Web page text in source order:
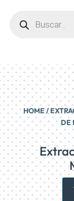
productos
HOME/
DE